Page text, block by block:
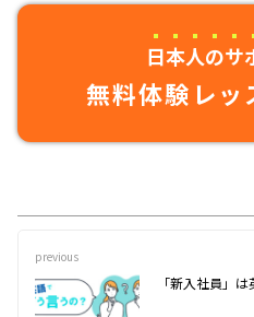
日本人のサ
無料体験レッ
previous
「新入社員」